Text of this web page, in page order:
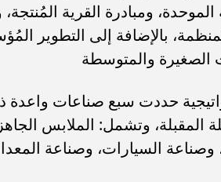
ومبادرة القرية
بالإضافة إلى التطوير
الصغيرة والمتوسطة
حددت سبع صناعات
المقبلة، وتشمل: الملابس
وصناعة السيارات، وصناعة